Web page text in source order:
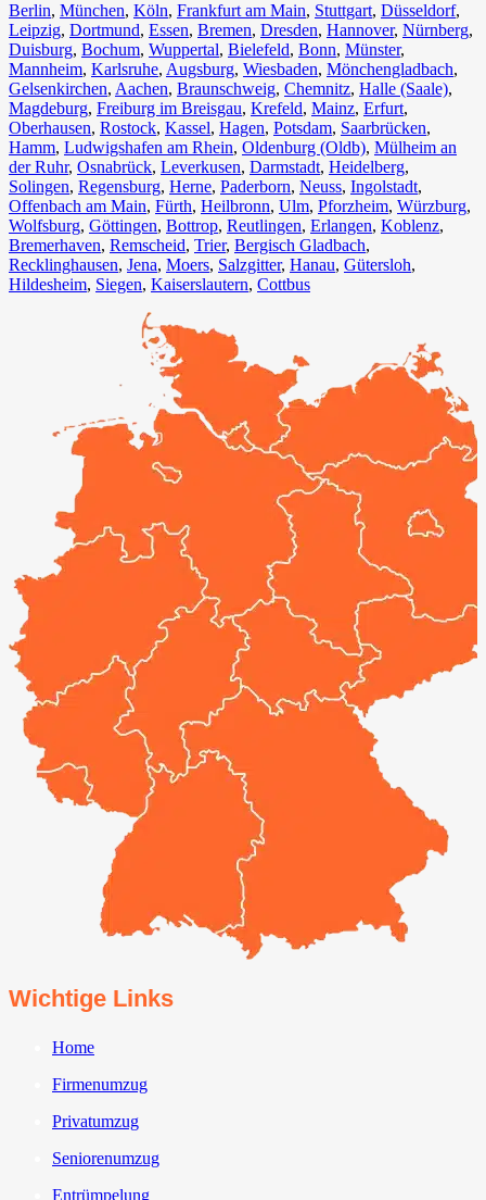
Berlin⁠, München, Köln⁠, Frankfurt am Main, Stuttgart, Düsseldorf,
Leipzig, Dortmund, Essen, Bremen, Dresden, Hannover, Nürnberg,
Duisburg⁠, Bochum, Wuppertal⁠, Bielefeld⁠, Bonn⁠, Münster⁠,
Mannheim, Karlsruhe, Augsburg, Wiesbaden⁠, Mönchengladbach⁠,
Gelsenkirchen⁠, Aachen⁠, Braunschweig, Chemnitz⁠, Halle (Saale)⁠,
Magdeburg, Freiburg im Breisgau⁠, Krefeld⁠, Mainz⁠, Erfurt,
Oberhausen⁠, Rostock⁠, Kassel⁠, Hagen, Potsdam, Saarbrücken⁠,
Hamm, Ludwigshafen am Rhein⁠, Oldenburg (Oldb), Mülheim an
der Ruhr, Osnabrück⁠, Leverkusen, Darmstadt⁠, Heidelberg,
Solingen, Regensburg, Herne⁠, Paderborn, Neuss, Ingolstadt,
Offenbach am Main, Fürth⁠, Heilbronn, Ulm⁠, Pforzheim, Würzburg,
Wolfsburg⁠, Göttingen, Bottrop, Reutlingen, Erlangen⁠, Koblenz,
Bremerhaven⁠, Remscheid, Trier⁠, Bergisch Gladbach,
Recklinghausen, Jena⁠, Moers⁠, Salzgitter⁠, Hanau, Gütersloh,
Hildesheim⁠, Siegen⁠, Kaiserslautern⁠, Cottbus⁠
Wichtige Links
Home
Firmenumzug
Privatumzug
Seniorenumzug
Entrümpelung